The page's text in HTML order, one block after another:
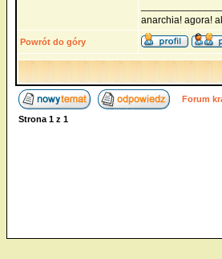
anarchia! agora!
Powrót do góry
Forum
Strona 1 z 1